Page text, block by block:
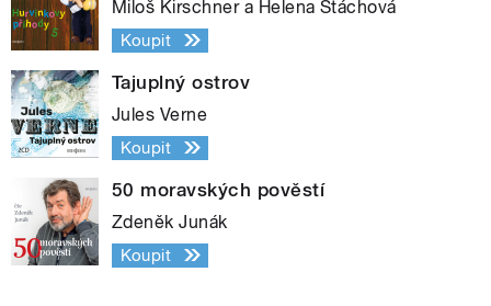
Miloš Kirschner a Helena Štáchová
Koupit
Tajuplný ostrov
Jules Verne
Koupit
50 moravských pověstí
Zdeněk Junák
Koupit